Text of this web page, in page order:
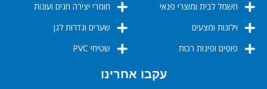
חשמל לבית ומוצרי פנאי
וילונות ומצעים
פופים ופינות רכות
חומרי יצירה חגים ועונות
שערים וגדרות לגן
שטיחי PVC
עקבו אחרינו